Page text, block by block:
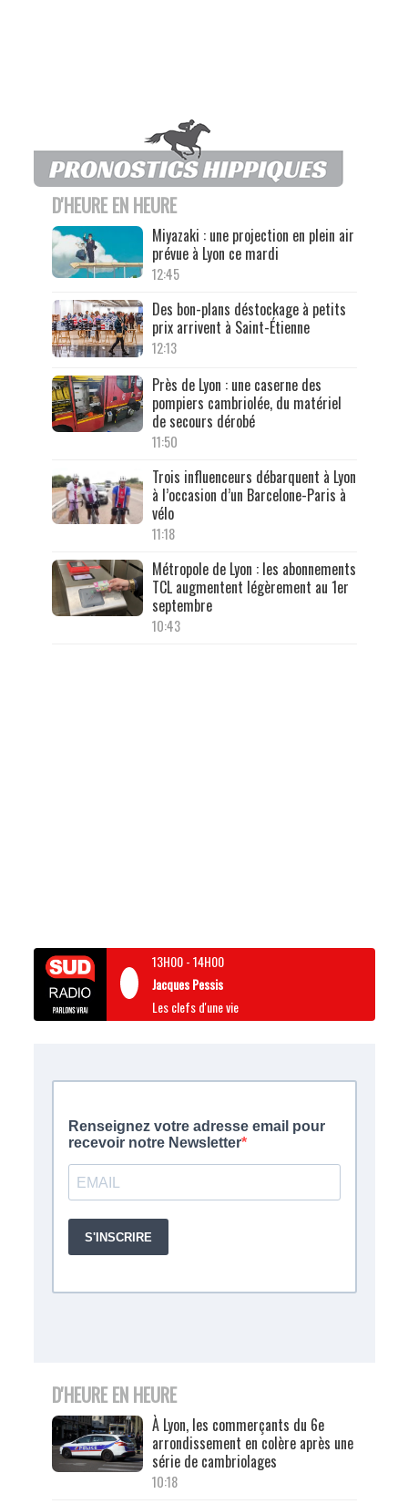
D'HEURE EN HEURE
Miyazaki : une projection en plein air
prévue à Lyon ce mardi
12:45
Des bon-plans déstockage à petits
prix arrivent à Saint-Étienne
12:13
Près de Lyon : une caserne des
pompiers cambriolée, du matériel
de secours dérobé
11:50
Trois influenceurs débarquent à Lyon
à l’occasion d’un Barcelone-Paris à
vélo
11:18
Métropole de Lyon : les abonnements
TCL augmentent légèrement au 1er
septembre
10:43
13H00-14H00
Jacques Pessis
Les clefs d'une vie
D'HEURE EN HEURE
À Lyon, les commerçants du 6e
arrondissement en colère après une
série de cambriolages
10:18